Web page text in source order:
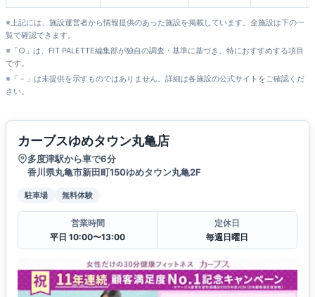
※上記には、施設運営者から情報提供のあった施設を掲載しています。全施設は下の一
覧で確認できます。
※「○」は、FIT PALETTE編集部が独自の調査・基準に基づき、特におすすめする項目
です。
※「－」は未提供を示すものではありません。詳細は各施設の公式サイトをご確認くだ
さい。
カーブスゆめタウン丸亀店
多度津駅から車で6分
香川県丸亀市新田町150ゆめタウン丸亀2F
駐車場 無料体験
営業時間
平日 10:00〜13:00
定休日
毎週日曜日